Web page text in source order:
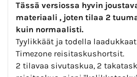
Tässä versiossa hyvin
materiaali , joten tilaa 2
kuin normaalisti.
Tyylikkäät ja todella
Timezone reisitaskushortsit.
2 tilavaa sivutaskua, 2